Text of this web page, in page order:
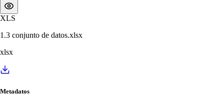
XLS
1.3 conjunto de datos.xlsx
xlsx
Metadatos